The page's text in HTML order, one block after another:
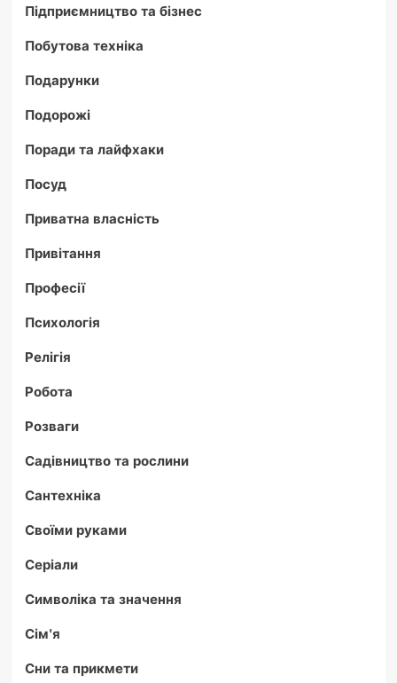
Підприємництво та бізнес
Побутова техніка
Подарунки
Подорожі
Поради та лайфхаки
Посуд
Приватна власність
Привітання
Професії
Психологія
Релігія
Робота
Розваги
Садівництво та рослини
Сантехніка
Своїми руками
Серіали
Символіка та значення
Сім'я
Сни та прикмети